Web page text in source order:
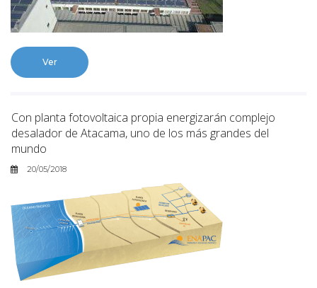
Ver
Con planta fotovoltaica propia energizarán complejo
desalador de Atacama, uno de los más grandes del
mundo
20/05/2018